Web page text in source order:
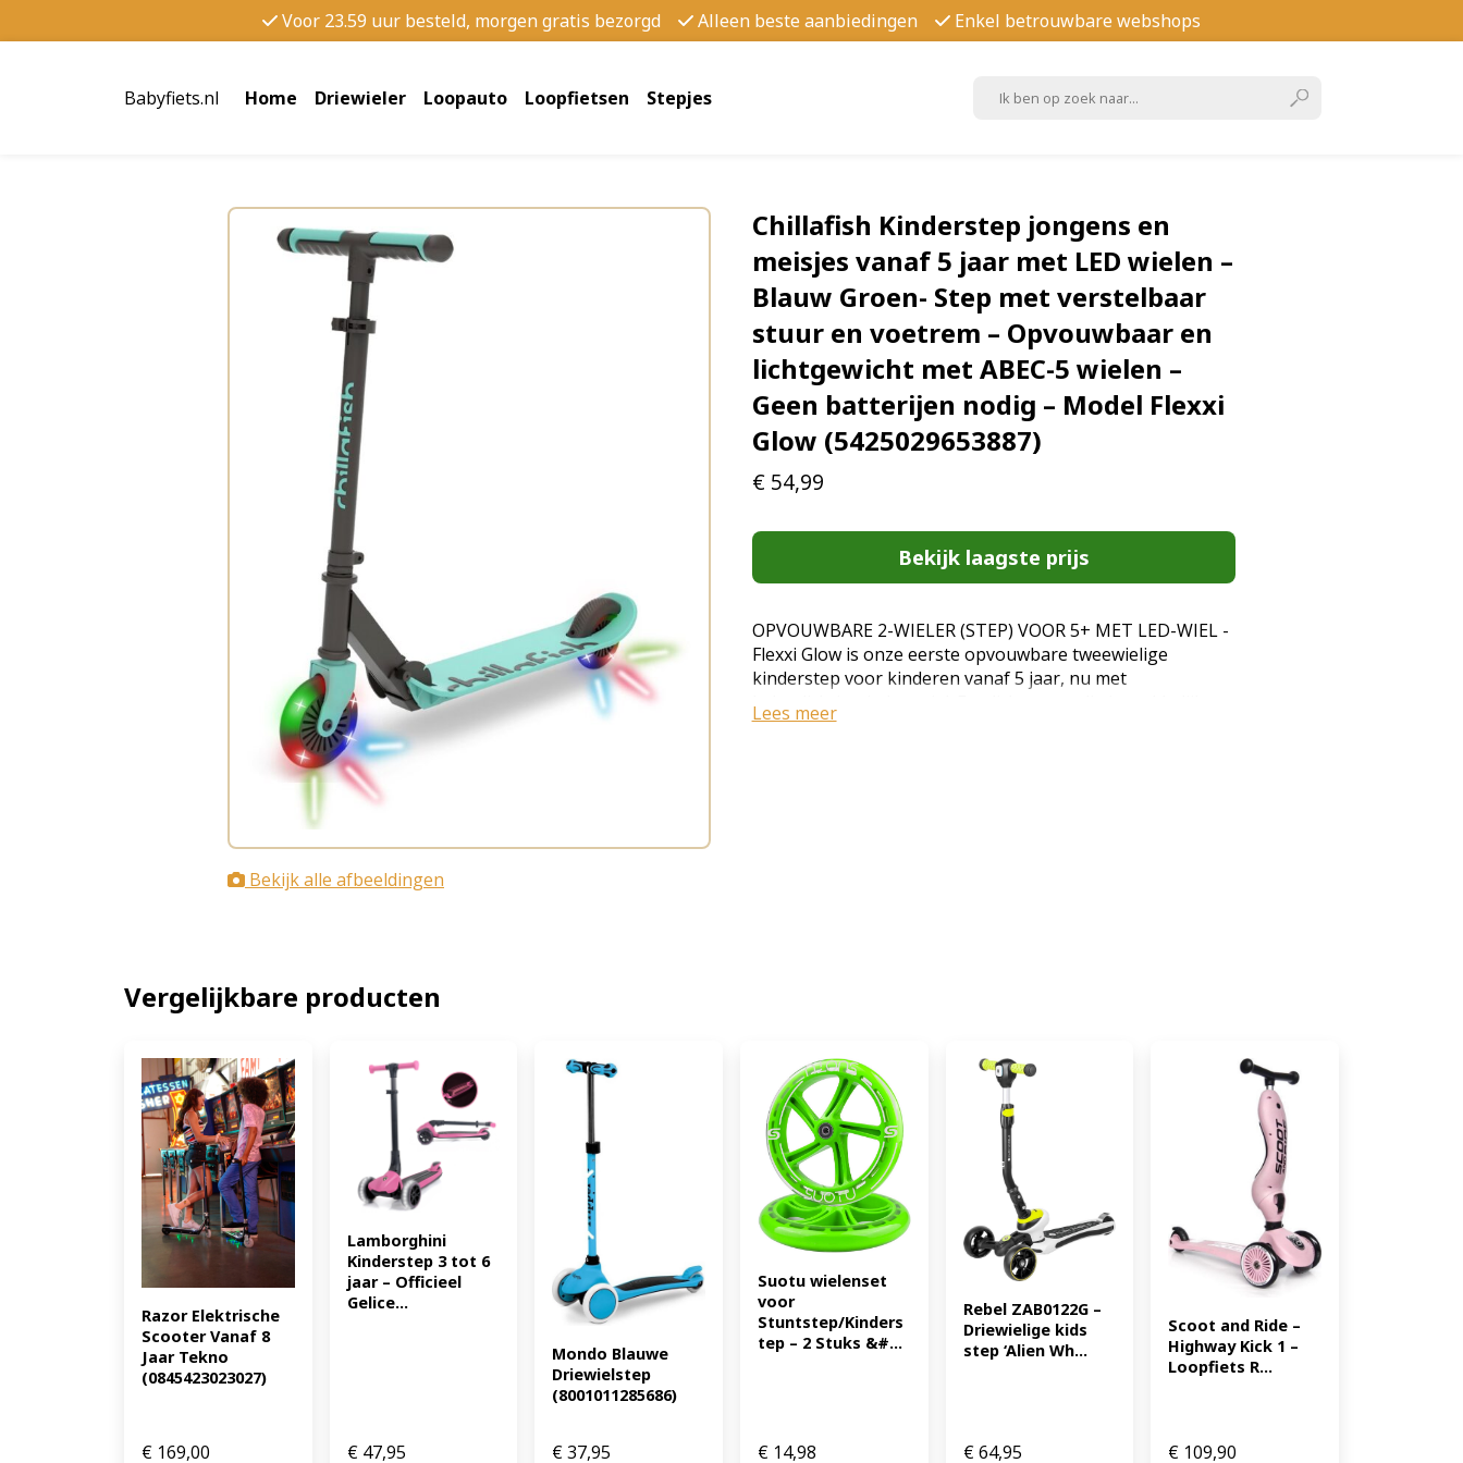
Voor 23.59 uur besteld, morgen gratis bezorgd Alleen beste aanbiedingen Enkel betrouwbare webshops
Babyfiets.nl Home Driewieler Loopauto Loopfietsen Stepjes
Bekijk alle afbeeldingen
Chillafish Kinderstep jongens en
meisjes vanaf 5 jaar met LED wielen –
Blauw Groen - Step met verstelbaar
stuur en voetrem – Opvouwbaar en
lichtgewicht met ABEC-5 wielen –
Geen batterijen nodig – Model Flexxi
Glow (5425029653887)
€ 54,99
Bekijk laagste prijs
OPVOUWBARE 2-WIELER (STEP) VOOR 5+ MET LED-WIEL -
Flexxi Glow is onze eerste opvouwbare tweewielige
kinderstep voor kinderen vanaf 5 jaar, nu met
ledverlichting in het wiel. Een lichte step die je makkelijk
meeneemt en overal naartoe rijdt. IN EEN HANDOMDRAAI
handgrepen. De LED-lampjes werken zonder batterijen en
worden aangedreven door te rijden. Het deck is licht maar
stevig, voor kinderen tot 50 kg. Geschikt voor zowel step
meisjes als step jongens. (EAN: 5425029653887)
Lees meer
Vergelijkbare producten
Razor Elektrische
Scooter Vanaf 8
Jaar Tekno
(0845423023027)
€ 169,00
Lamborghini
Kinderstep 3 tot 6
jaar – Officieel
Gelice...
€47,95
Mondo Blauwe
Driewielstep
(8001011285686)
€37,95
Suotu wielenset
voor
Stuntstep/Kinders
tep – 2 Stuks &#...
€14,98
Rebel ZAB0122G –
Driewielige kids
step ‘Alien Wh...
€64,95
Scoot and Ride –
Highway Kick 1 –
Loopfiets R...
€ 109,90